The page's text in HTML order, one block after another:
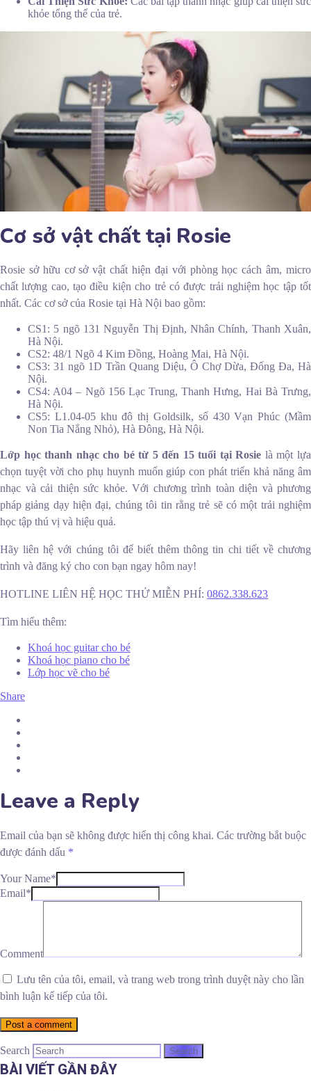
khỏe tổng thể của trẻ.
Cơ sở vật chất tại Rosie
Rosie sở hữu cơ sở vật chất hiện đại với phòng học cách âm, micro
chất lượng cao, tạo điều kiện cho trẻ có được trải nghiệm học tập tốt
nhất. Các cơ sở của Rosie tại Hà Nội bao gồm:
CS1: 5 ngõ 131 Nguyễn Thị Định, Nhân Chính, Thanh Xuân,
Hà Nội.
CS2: 48/1 Ngõ 4 Kim Đồng, Hoàng Mai, Hà Nội.
CS3: 31 ngõ 1D Trần Quang Diệu, Ô Chợ Dừa, Đống Đa, Hà
Nội.
CS4: A04 – Ngõ 156 Lạc Trung, Thanh Hưng, Hai Bà Trưng,
Hà Nội.
CS5: L1.04-05 khu đô thị Goldsilk, số 430 Vạn Phúc (Mầm
Non Tia Nắng Nhỏ), Hà Đông, Hà Nội.
Lớp học thanh nhạc cho bé từ 5 đến 15 tuổi tại Rosie là một lựa
chọn tuyệt vời cho phụ huynh muốn giúp con phát triển khả năng âm
nhạc và cải thiện sức khỏe. Với chương trình toàn diện và phương
pháp giảng dạy hiện đại, chúng tôi tin rằng trẻ sẽ có một trải nghiệm
học tập thú vị và hiệu quả.
Hãy liên hệ với chúng tôi để biết thêm thông tin chi tiết về chương
trình và đăng ký cho con bạn ngay hôm nay!
HOTLINE LIÊN HỆ HỌC THỬ MIỄN PHÍ: 0862.338.623
Tìm hiểu thêm:
Khoá học guitar cho bé
Khoá học piano cho bé
Lớp học vẽ cho bé
Share
Leave a Reply
Email của bạn sẽ không được hiển thị công khai. Các trường bắt buộc
được đánh dấu *
Your Name*
Email*
Comment
Lưu tên của tôi, email, và trang web trong trình duyệt này cho lần
bình luận kế tiếp của tôi.
Post a comment
Search
BÀI VIẾT GẦN ĐÂY